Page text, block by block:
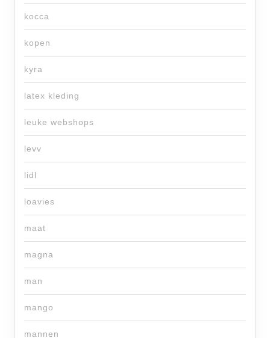
kocca
kopen
kyra
latex kleding
leuke webshops
levv
lidl
loavies
maat
magna
man
mango
mannen